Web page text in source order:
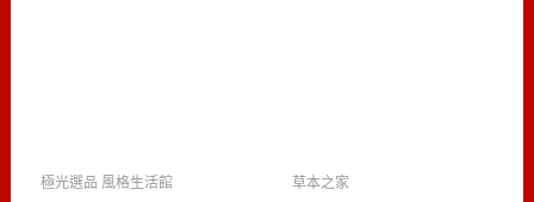
極光選品 風格生活館 草本之家